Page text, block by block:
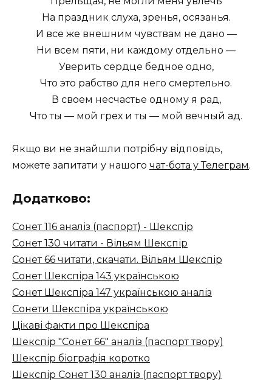
На праздник слуха, зренья, осязанья.
И все же внешним чувствам не дано —
Ни всем пяти, ни каждому отдельно —
Уверить сердце бедное одно,
Что это рабство для него смертельно.
В своем несчастье одному я рад,
Что ты — мой грех и ты — мой вечный ад.
Якщо ви не знайшли потрібну відповідь,
можете запитати у нашого чат-бота у Телеграм.
Додатково:
Сонет 116 аналіз (паспорт) - Шекспір
Сонет 130 читати - Вільям Шекспір
Сонет 66 читати, скачати. Вільям Шекспір
Сонет Шекспіра 143 українською
Сонет Шекспіра 147 українською аналіз
Сонети Шекспіра українською
Цікаві факти про Шекспіра
Шекспір "Сонет 66" аналіз (паспорт твору)
Шекспір біографія коротко
Шекспір Сонет 130 аналіз (паспорт твору)